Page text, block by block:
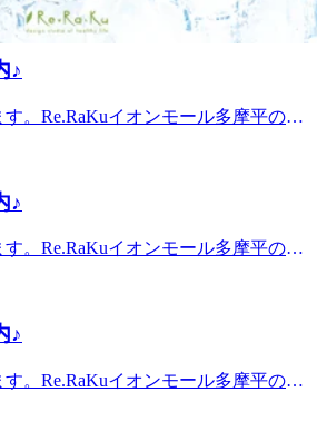
♪
。Re.RaKuイオンモール多摩平の森
報のお知らせです!以下の時間帯に
14:0017:15-18:30がご案内可能とな
・*.。・*.。・*.。・*.。・。。・
ア&amp;骨盤ストレッチ』を取り入
♪〈営業時間〉終日:10時00分～21時
イオンモール多摩平の森店〈アクセ
ら徒歩5分八王子駅・日野駅・立川駅
動・南平からは車でのご利用がオス
843-1147※オンラインで△や×と
♪
。Re.RaKuイオンモール多摩平の森
報のお知らせです!以下の時間帯に
13:3016:40-19:30 がご案内可能とな
・*.。・*.。・*.。・*.。・。。・
ア&amp;骨盤ストレッチ』を取り入
♪〈営業時間〉終日:10時00分～21時
所〉日野市多摩平2-4-1 イオンモール
♪
。Re.RaKuイオンモール多摩平の森
報のお知らせです!以下の時間帯に